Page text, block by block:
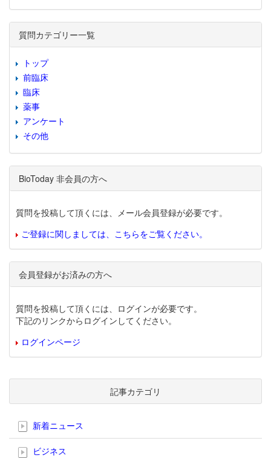
質問カテゴリー一覧
トップ
前臨床
臨床
薬事
アンケート
その他
BioToday 非会員の方へ
質問を投稿して頂くには、メール会員登録が必要です。
ご登録に関しましては、こちらをご覧ください。
会員登録がお済みの方へ
質問を投稿して頂くには、ログインが必要です。
下記のリンクからログインしてください。
ログインページ
記事カテゴリ
新着ニュース
ビジネス